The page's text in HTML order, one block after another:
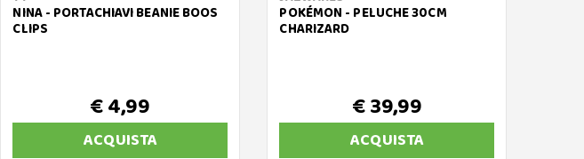
NINA - PORTACHIAVI BEANIE BOOS
CLIPS
€ 4,99
ACQUISTA
POKÉMON - PELUCHE 30CM
CHARIZARD
€ 39,99
ACQUISTA